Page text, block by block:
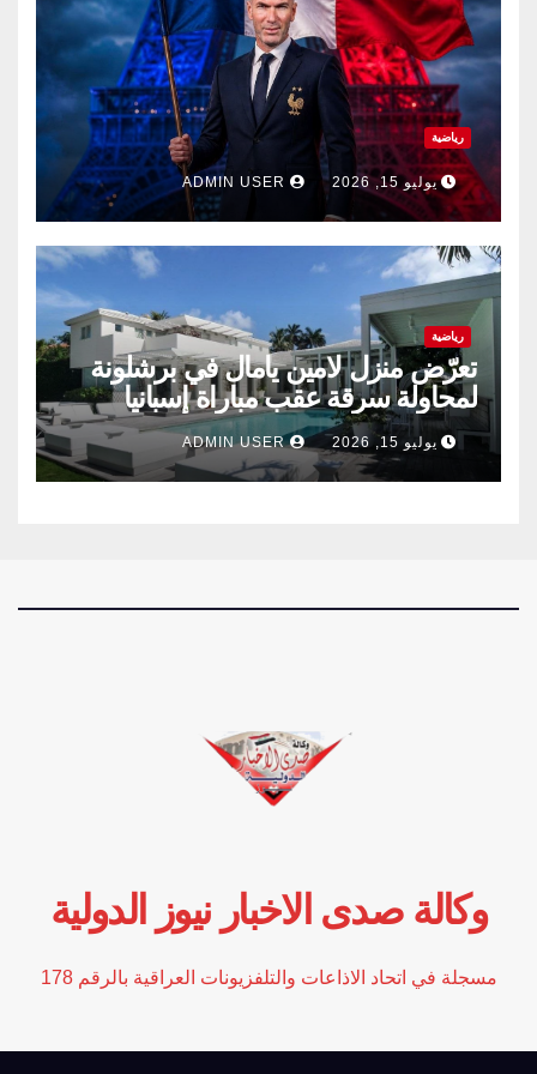
رياضية
يوليو 15, 2026
رياضية
تعرّض منزل لامين يامال في برشلونة
لمحاولة سرقة عقب مباراة إسبانيا
وفرنسا .
يوليو 15, 2026 ADMIN USER
وكالة صدى الاخبار نيوز الدولية
مسجلة في اتحاد الاذاعات والتلفزيونات العراقية بالرقم 178